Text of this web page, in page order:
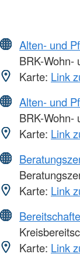
Alten- und
BRK-Wohn-
Karte: Link
Alten- und
BRK-Wohn-
Karte: Link
Karte: Link
Karte: Link